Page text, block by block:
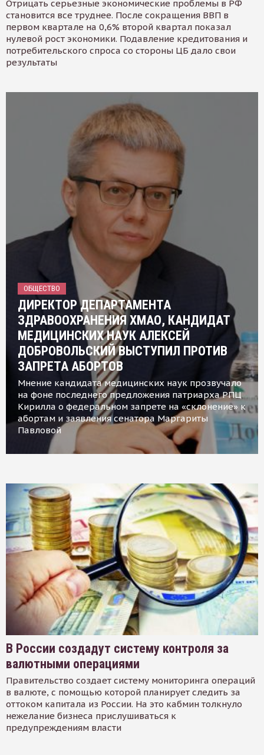
Отрицать серьезные экономические проблемы в РФ
становится все труднее. После сокращения ВВП в
первом квартале на 0,6% второй квартал показал
нулевой рост экономики. Подавление кредитования и
потребительского спроса со стороны ЦБ дало свои
результаты
ОБЩЕСТВО
ДИРЕКТОР ДЕПАРТАМЕНТА
ЗДРАВООХРАНЕНИЯ ХМАО, КАНДИДАТ
МЕДИЦИНСКИХ НАУК АЛЕКСЕЙ
ДОБРОВОЛЬСКИЙ ВЫСТУПИЛ ПРОТИВ
ЗАПРЕТА АБОРТОВ
Мнение кандидата медицинских наук прозвучало
на фоне последнего предложения патриарха РПЦ
Кирилла о федеральном запрете на «склонение» к
абортам и заявления сенатора Маргариты
Павловой
В России создадут систему контроля за
валютными операциями
Правительство создает систему мониторинга операций
в валюте, с помощью которой планирует следить за
оттоком капитала из России. На это кабмин толкнуло
нежелание бизнеса прислушиваться к
предупреждениям власти